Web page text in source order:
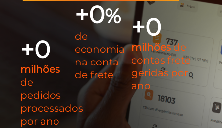
milhões
de
pedidos
processados
por ano
+0
de
economia
na conta
de frete
+0%
milhõesde
contas frete
geridas por
ano
+0